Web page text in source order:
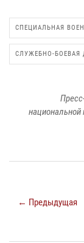
СПЕЦИАЛЬНАЯ
СЛУЖЕБНО-БОЕВАЯ
национальной
← Предыдущая